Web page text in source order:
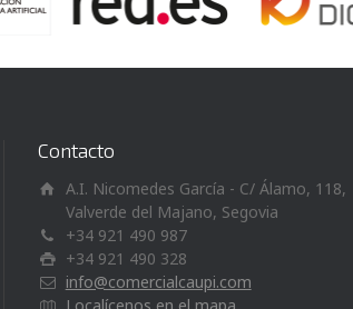
Contacto
A.I. Nicomedes García - C/ Álamo, 118,
Valverde del Majano, Segovia
+34 921 490 987
+34 921 490 328
info@comercialcaupi.com
Localícenos en el mapa